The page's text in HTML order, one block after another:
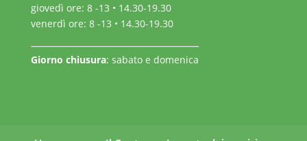
giovedì ore: 8 -13 • 14.30-19.30
venerdì ore: 8 -13 • 14.30-19.30
Giorno chiusura: sabato e domenica